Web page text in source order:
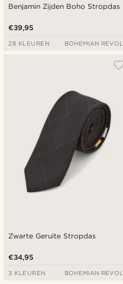
Benjamin Zijden Boho Stropdas
€39,95
28 KLEUREN BOHEMIAN
Zwarte Geruite Stropdas
€34,95
3 KLEUREN BOHEMIAN